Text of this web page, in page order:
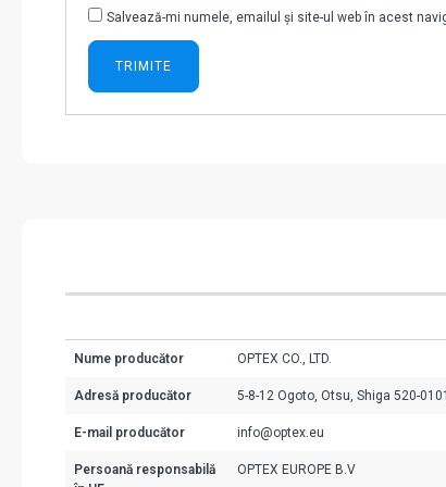
Salvează-mi numele, emailul și site-ul web în acest
Nume producător OPTEX CO., LTD.
Adresă producător 5-8-12 Ogoto, Otsu, Shiga 520-
E-mail producător info@optex.eu
Persoană responsabilă
OPTEX EUROPE B.V